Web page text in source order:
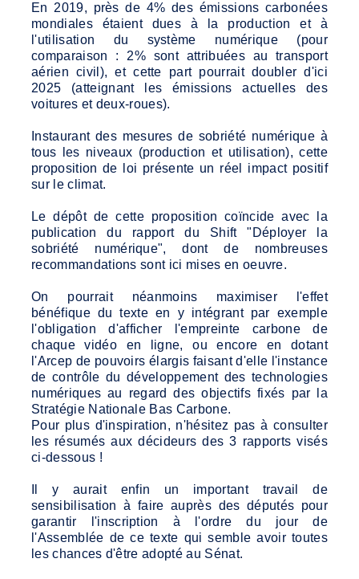
En 2019, près de 4% des émissions carbonées
mondiales étaient dues à la production et à
l'utilisation du système numérique (pour
comparaison : 2% sont attribuées au transport
aérien civil), et cette part pourrait doubler d'ici
2025 (atteignant les émissions actuelles des
voitures et deux-roues).
Instaurant des mesures de sobriété numérique à
tous les niveaux (production et utilisation), cette
proposition de loi présente un réel impact positif
sur le climat.
Le dépôt de cette proposition coïncide avec la
publication du rapport du Shift "Déployer la
sobriété numérique", dont de nombreuses
recommandations sont ici mises en oeuvre.
On pourrait néanmoins maximiser l'effet
bénéfique du texte en y intégrant par exemple
l'obligation d'afficher l'empreinte carbone de
chaque vidéo en ligne, ou encore en dotant
l'Arcep de pouvoirs élargis faisant d'elle l'instance
de contrôle du développement des technologies
numériques au regard des objectifs fixés par la
Stratégie Nationale Bas Carbone.
Pour plus d'inspiration, n'hésitez pas à consulter
les résumés aux décideurs des 3 rapports visés
ci-dessous !
Il y aurait enfin un important travail de
sensibilisation à faire auprès des députés pour
garantir l'inscription à l'ordre du jour de
l'Assemblée de ce texte qui semble avoir toutes
les chances d'être adopté au Sénat.